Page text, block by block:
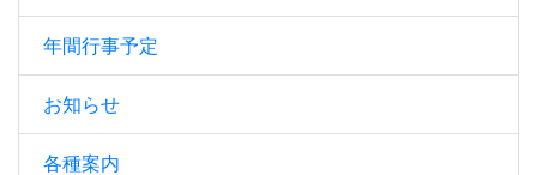
年間行事予定
お知らせ
各種案内